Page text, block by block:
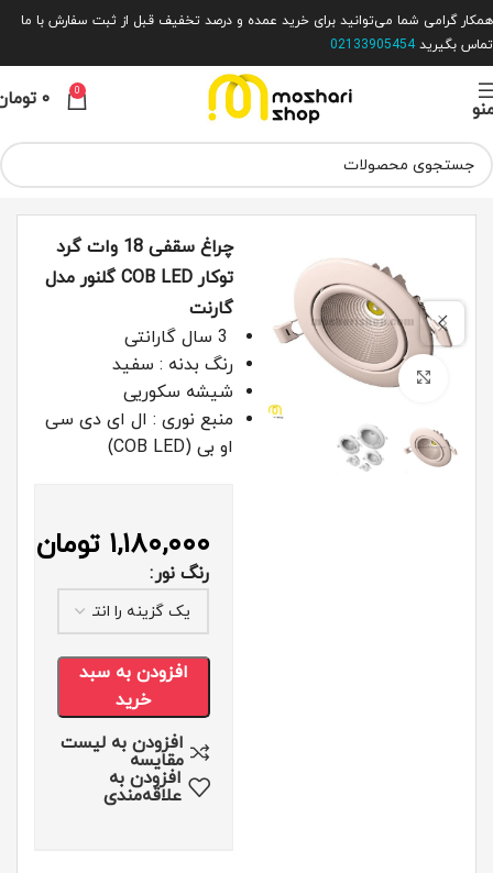
همکار گرامی شما می‌توانید برای خرید عمده و درصد تخفیف قبل از ثبت سفارش با ما
تماس بگیرید02133905454
0 ۰
خانه روشنایی داخلی
بزرگ نمایی
چراغ سقفی 18 وات گرد
توکار COB LED گلنور مدل
گارنت
رنگ بدنه : سفید
شیشه سکوریی
منبع نوری : ال ای دی سی
او بی (COB LED)
۱,۱۸۰,۰۰۰ تومان
رنگ نور
افزودن به سبد
خرید
افزودن به لیست
مقایسه
افزودن به
علاقه‌مندی